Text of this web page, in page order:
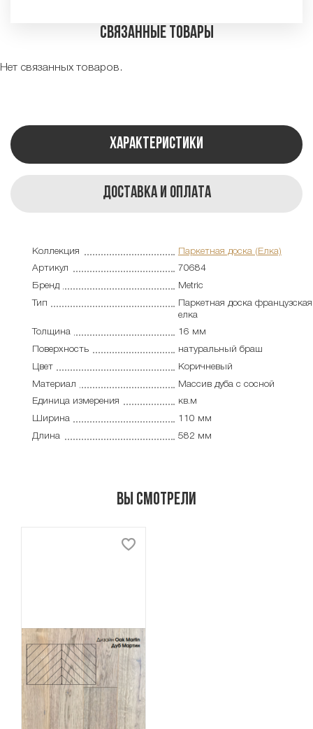
Связанные товары
Нет связанных товаров.
Характеристики
Доставка и оплата
Коллекция
Паркетная доска (Елка)
Артикул
70684
Бренд
Metric
Тип
Паркетная доска французская
елка
Толщина
16 мм
Поверхность
натуральный браш
Цвет
Коричневый
Материал
Массив дуба с сосной
Единица измерения
кв.м
Ширина
110 мм
Длина
582 мм
Вы смотрели